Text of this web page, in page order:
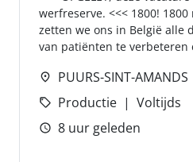
werfreserve. <<< 1800!
zetten we ons in België alle
van patiënten te verbeteren
PUURS-SINT-AMANDS
Productie
Voltijds
8 uur geleden